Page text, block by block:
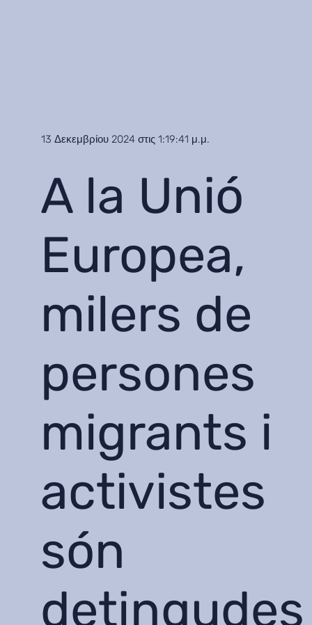
13 Δεκεμβρίου 2024 στις 1:19:41 μ.μ.
A la Unió
Europea,
milers de
persones
migrants i
activistes
són
detingudes